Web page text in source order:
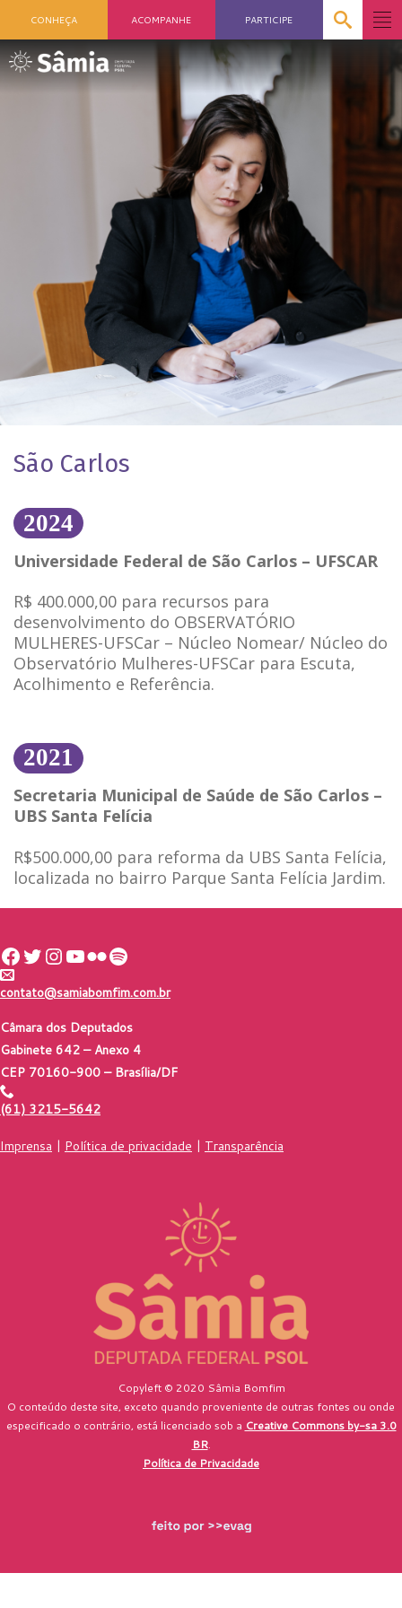
CONHEÇA ACOMPANHE PARTICIPE
São Carlos
2024
Universidade Federal de São Carlos – UFSCAR
R$ 400.000,00 para recursos para
desenvolvimento do OBSERVATÓRIO
MULHERES-UFSCar – Núcleo Nomear/ Núcleo do
Observatório Mulheres-UFSCar para Escuta,
Acolhimento e Referência.
2021
Secretaria Municipal de Saúde de São Carlos –
UBS Santa Felícia
R$500.000,00 para reforma da UBS Santa Felícia,
localizada no bairro Parque Santa Felícia Jardim.
Facebook Twitter Instagram Youtube Flickr Spotify
contato@samiabomfim.com.br
Câmara dos Deputados
Gabinete 642 – Anexo 4
CEP 70160-900 – Brasília/DF
(61) 3215-5642
Imprensa | Política de privacidade | Transparência
Copyleft © 2020 Sâmia Bomfim
O conteúdo deste site, exceto quando proveniente de outras fontes ou onde
especificado o contrário, está licenciado sob a Creative Commons by-sa 3.0
BR.
Política de Privacidade